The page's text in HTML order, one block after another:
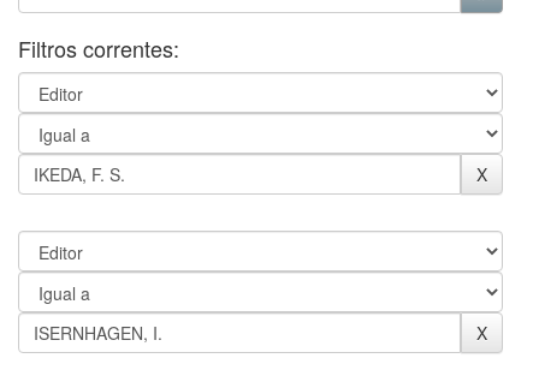
Filtros correntes: